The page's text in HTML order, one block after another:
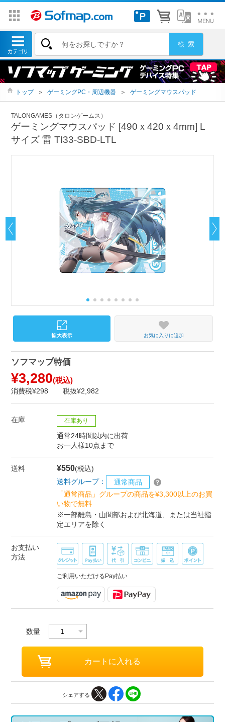
トップ ＞ ゲーミングPC・周辺機器 ＞ ゲーミングマウスパッド
TALONGAMES（タロンゲームス）
ゲーミングマウスパッド [490ｘ420ｘ4mm] L
サイズ 雷 TI33-SBD-LTL
お気に入りに追加
ソフマップ特価
¥3,280(税込)
消費税¥298 税抜¥2,982
在庫 在庫あり
通常24時間以内に出荷
お一人様10点まで
送料 ¥550(税込)
送料グループ：
通常商品
「通常商品」グループの商品を¥3,300以上のお買
い物で無料
※一部離島・山間部および北海道、または当社指
定エリアを除く
お支払い
方法
ご利用いただけるPay払い
数量
シェアする